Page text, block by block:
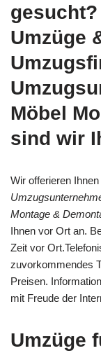
Umzüge
Möbel
sind wir
Wir offerieren
Montage &
Ihnen vor Ort an.
Zeit vor
zuvorkommendes
Preisen.
mit Freude der
Umzüge